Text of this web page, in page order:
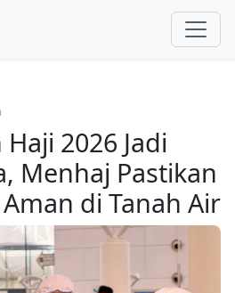
2026 Jadi
Menhaj Pastikan
di Tanah Air